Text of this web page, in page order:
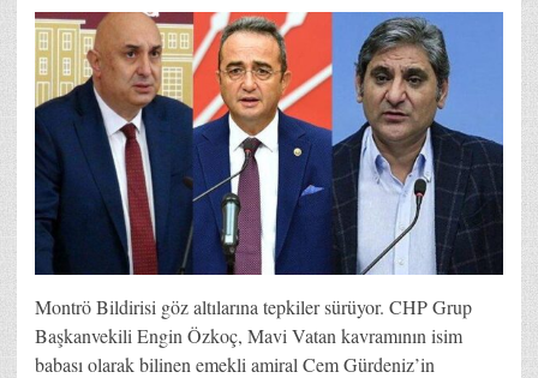
Montrö Bildirisi göz altılarına tepkiler sürüyor. CHP Grup
Başkanvekili Engin Özkoç, Mavi Vatan kavramının isim
babası olarak bilinen emekli amiral Cem Gürdeniz’in